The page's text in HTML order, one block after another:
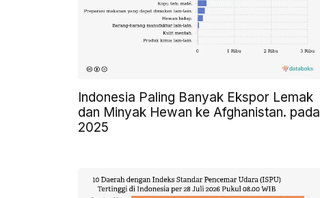
Indonesia Paling Banyak Ekspor Lemak
dan Minyak Hewan ke Afghanistan. pada
2025